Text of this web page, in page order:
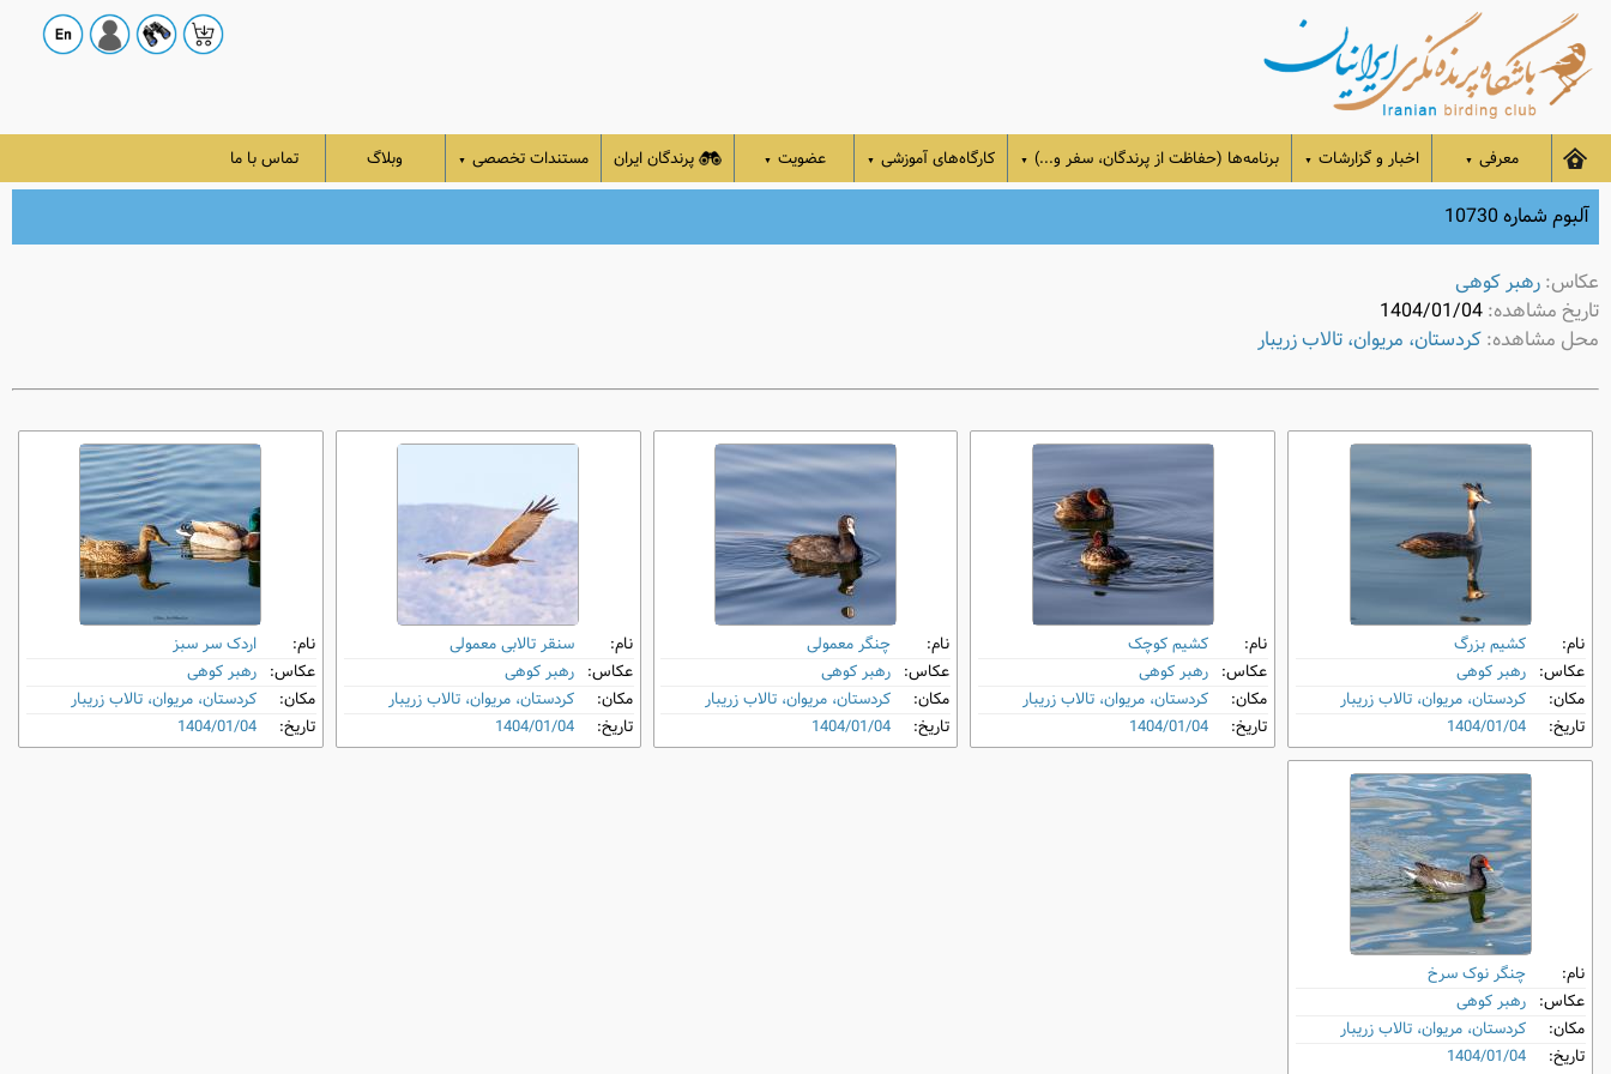
معرفی ▼ اخبار و گزارشات ▼ برنامه‌ها (حفاظت از پرندگان، سفر و...) ▼ کارگاه‌های آموزشی ▼ عضویت ▼ پرندگان ایران مستندات تخصصی ▼ وبلاگ تماس با ما
آلبوم شماره 10730
عکاس:رهبر کوهی
تاریخ مشاهده:1404/01/04
محل مشاهده:کردستان، مریوان، تالاب زریبار
نام:
کشیم بزرگ
عکاس: رهبر کوهی
مکان:
کردستان، مریوان، تالاب زریبار
تاریخ:
1404/01/04
نام:
کشیم کوچک
عکاس: رهبر کوهی
مکان:
کردستان، مریوان، تالاب زریبار
تاریخ:
1404/01/04
نام:
چنگر معمولی
عکاس: رهبر کوهی
مکان:
کردستان، مریوان، تالاب زریبار
تاریخ:
1404/01/04
نام:
سنقر تالابی معمولی
عکاس: رهبر کوهی
مکان:
کردستان، مریوان، تالاب زریبار
تاریخ:
1404/01/04
نام:
اردک سر سبز
عکاس: رهبر کوهی
مکان:
کردستان، مریوان، تالاب زریبار
تاریخ:
1404/01/04
نام:
چنگر نوک ‌سرخ
عکاس: رهبر کوهی
مکان:
کردستان، مریوان، تالاب زریبار
تاریخ:
1404/01/04